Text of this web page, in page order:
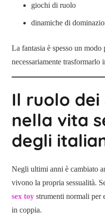
giochi di ruolo
dinamiche di
La fantasia è spesso un modo
necessariamente trasformarlo
Il ruolo dei
nella vita
degli
Negli ultimi anni è cambiato
vivono la propria sessualità.
sex toy strumenti normali per
in coppia.